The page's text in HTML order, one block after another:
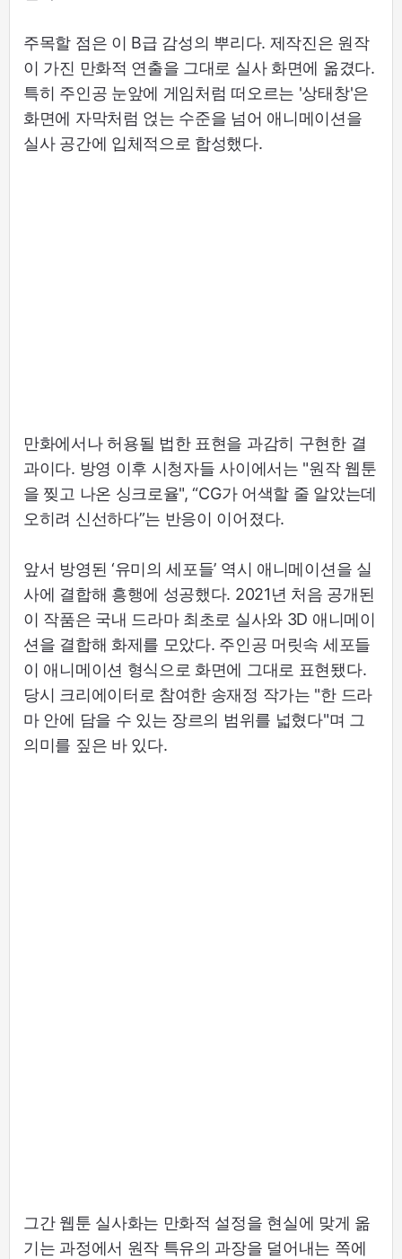
주목할 점은 이 B급 감성의 뿌리다. 제작진은 원작
이 가진 만화적 연출을 그대로 실사 화면에 옮겼다.
특히 주인공 눈앞에 게임처럼 떠오르는 '상태창'은
화면에 자막처럼 얹는 수준을 넘어 애니메이션을
실사 공간에 입체적으로 합성했다.
만화에서나 허용될 법한 표현을 과감히 구현한 결
과이다. 방영 이후 시청자들 사이에서는 "원작 웹툰
을 찢고 나온 싱크로율", “CG가 어색할 줄 알았는데
오히려 신선하다”는 반응이 이어졌다.
앞서 방영된 ‘유미의 세포들’ 역시 애니메이션을 실
사에 결합해 흥행에 성공했다. 2021년 처음 공개된
이 작품은 국내 드라마 최초로 실사와 3D 애니메이
션을 결합해 화제를 모았다. 주인공 머릿속 세포들
이 애니메이션 형식으로 화면에 그대로 표현됐다.
당시 크리에이터로 참여한 송재정 작가는 "한 드라
마 안에 담을 수 있는 장르의 범위를 넓혔다"며 그
의미를 짚은 바 있다.
그간 웹툰 실사화는 만화적 설정을 현실에 맞게 옮
기는 과정에서 원작 특유의 과장을 덜어내는 쪽에